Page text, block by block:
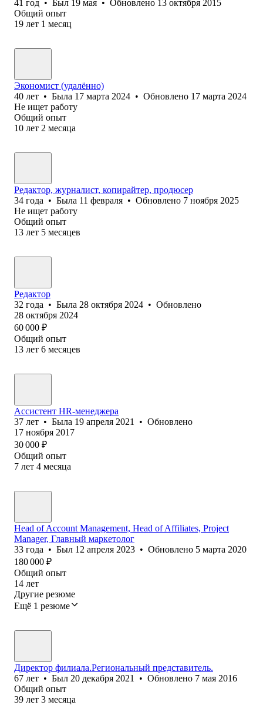
41 год • Был 19 мая • Обновлено 13 октября 2015
Общий опыт
19 лет 1 месяц
Экономист (удалённо)
40 лет • Была 17 марта 2024 • Обновлено 17 марта 2024
Не ищет работу
Общий опыт
10 лет 2 месяца
Редактор, журналист, копирайтер, продюсер
34 года • Была 11 февраля • Обновлено 7 ноября 2025
Не ищет работу
Общий опыт
13 лет 5 месяцев
Редактор
32 года • Была 28 октября 2024 • Обновлено
28 октября 2024
60 000 ₽
Общий опыт
13 лет 6 месяцев
Ассистент HR-менеджера
37 лет • Была 19 апреля 2021 • Обновлено
17 ноября 2017
30 000 ₽
Общий опыт
7 лет 4 месяца
Head of Account Management, Head of Affiliates, Project
Manager, Главный маркетолог
33 года • Был 12 апреля 2023 • Обновлено 5 марта 2020
180 000 ₽
Общий опыт
14 лет
Другие резюме
Ещё 1 резюме
Директор филиала.Региональный представитель.
67 лет • Был 20 декабря 2021 • Обновлено 7 мая 2016
Общий опыт
39 лет 3 месяца